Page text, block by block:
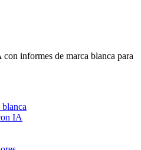
informes de marca blanca para
IA